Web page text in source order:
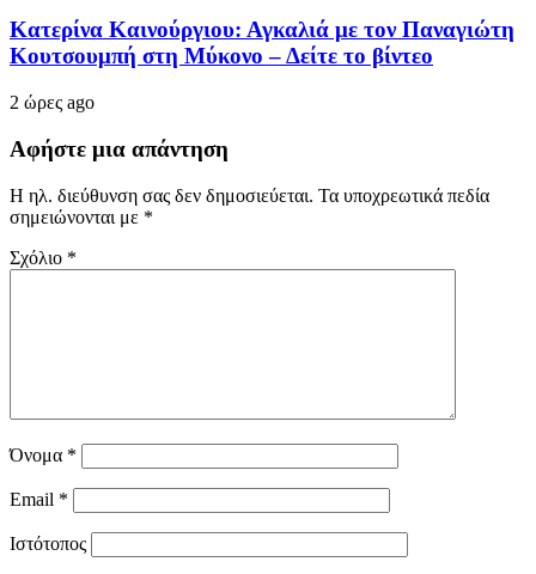
Κατερίνα Καινούργιου: Αγκαλιά με τον Παναγιώτη
Κουτσουμπή στη Μύκονο – Δείτε το βίντεο
2 ώρες ago
Αφήστε μια απάντηση
Η ηλ. διεύθυνση σας δεν δημοσιεύεται. Τα υποχρεωτικά πεδία
σημειώνονται με *
Σχόλιο *
Όνομα *
Email *
Ιστότοπος